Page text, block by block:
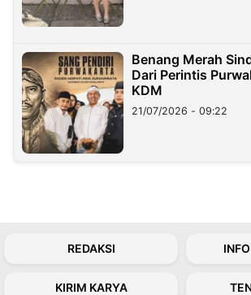
Benang Merah
Dari Perintis
KDM
21/07/2026 - 09:22
REDAKSI
KIRIM KARYA